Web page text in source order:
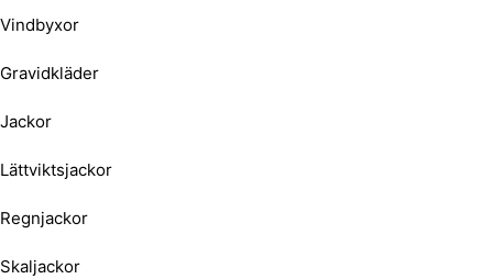
Vindbyxor
Gravidkläder
Jackor
Lättviktsjackor
Regnjackor
Skaljackor